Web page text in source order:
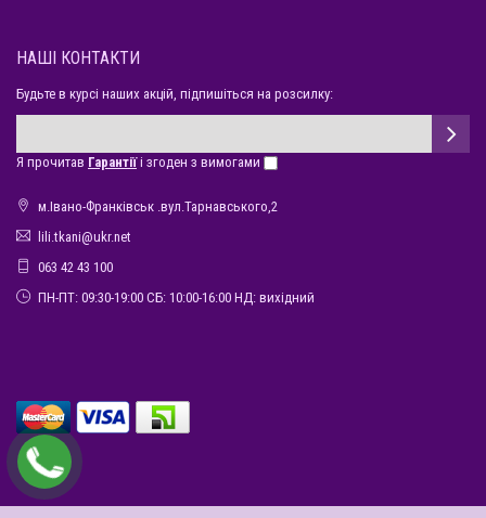
НАШІ КОНТАКТИ
Будьте в курсі наших акцій, підпишіться на розсилку:
Я прочитав Гарантіїі згоден з вимогами
м.Івано-Франківськ .вул.Тарнавського,2
lili.tkani@ukr.net
063 42 43 100
ПН-ПТ: 09:30-19:00 СБ: 10:00-16:00 НД: вихідний